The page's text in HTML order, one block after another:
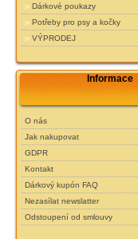
Dárkové poukazy
Potřeby pro psy a kočky
VÝPRODEJ
Informace
O nás
Jak nakupovat
GDPR
Kontakt
Dárkový kupón FAQ
Nezasílat newslatter
Odstoupení od smlouvy